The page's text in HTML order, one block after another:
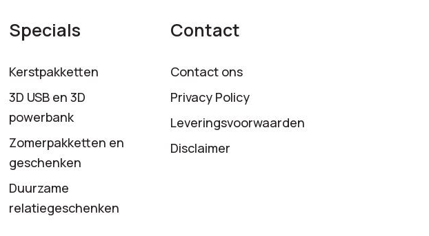
Specials
Kerstpakketten
3D USB en 3D
powerbank
Zomerpakketten en
geschenken
Duurzame
relatiegeschenken
Contact
Contact ons
Privacy Policy
Leveringsvoorwaarden
Disclaimer